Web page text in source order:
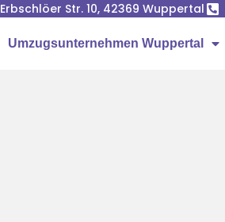
Erbschlöer Str. 10, 42369 Wuppertal
Umzugsunternehmen Wuppertal